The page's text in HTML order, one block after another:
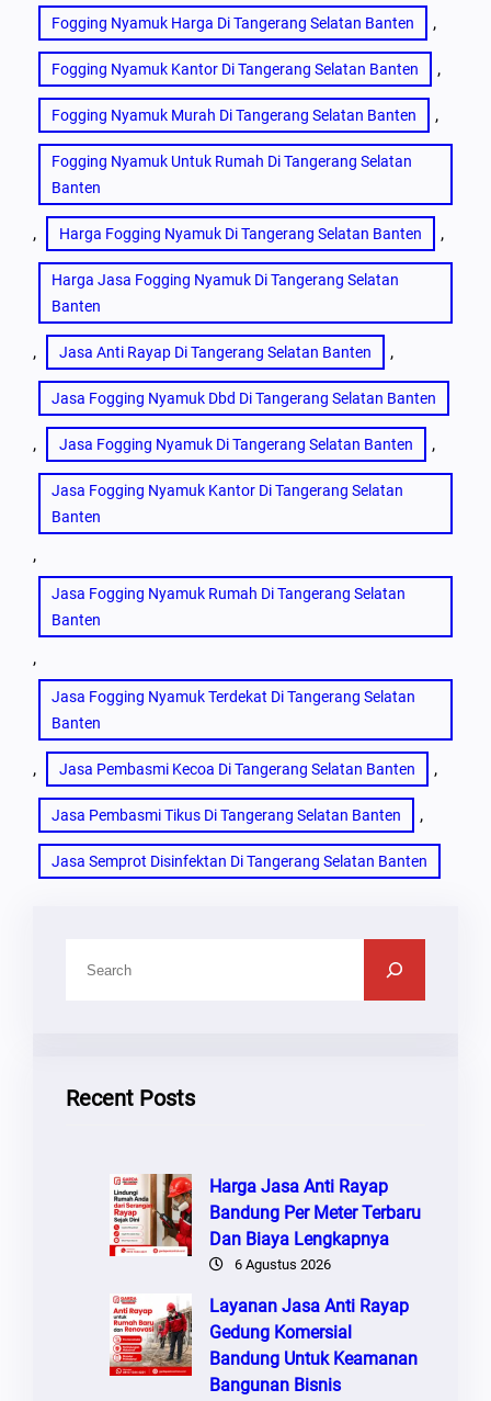
Fogging Nyamuk Harga Di Tangerang Selatan Banten ,
Fogging Nyamuk Kantor Di Tangerang Selatan Banten ,
Fogging Nyamuk Murah Di Tangerang Selatan Banten ,
Fogging Nyamuk Untuk Rumah Di Tangerang Selatan
Banten
, Harga Fogging Nyamuk Di Tangerang Selatan Banten ,
Harga Jasa Fogging Nyamuk Di Tangerang Selatan
Banten
, Jasa Anti Rayap Di Tangerang Selatan Banten ,
Jasa Fogging Nyamuk Dbd Di Tangerang Selatan Banten
, Jasa Fogging Nyamuk Di Tangerang Selatan Banten ,
Jasa Fogging Nyamuk Kantor Di Tangerang Selatan
Banten
,
Jasa Fogging Nyamuk Rumah Di Tangerang Selatan
Banten
,
Jasa Fogging Nyamuk Terdekat Di Tangerang Selatan
Banten
, Jasa Pembasmi Kecoa Di Tangerang Selatan Banten ,
Jasa Pembasmi Tikus Di Tangerang Selatan Banten ,
Jasa Semprot Disinfektan Di Tangerang Selatan Banten
Recent Posts
Harga Jasa Anti Rayap
Bandung Per Meter Terbaru
Dan Biaya Lengkapnya
6 Agustus 2026
Layanan Jasa Anti Rayap
Gedung Komersial
Bandung Untuk Keamanan
Bangunan Bisnis